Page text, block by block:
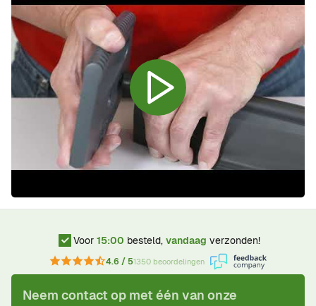
Voor 15:00 besteld, vandaag verzonden!
4.6 / 51350 beoordelingen
Neem contact op met één van onze